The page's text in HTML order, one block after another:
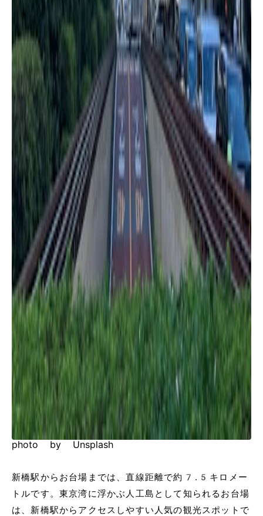
photo by Unsplash
新橋駅からお台場までは、直線距離で約7.5キロメー
トルです。東京湾に浮かぶ人工島として知られるお台場
は、新橋駅からアクセスしやすい人気の観光スポットで